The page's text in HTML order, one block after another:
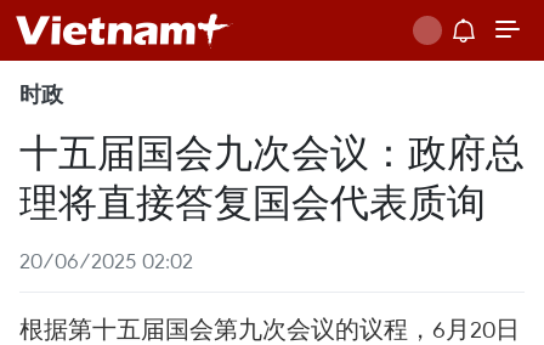
时政
十五届国会九次会议：政府总
理将直接答复国会代表质询
20/06/2025 02:02
根据第十五届国会第九次会议的议程，6月20日